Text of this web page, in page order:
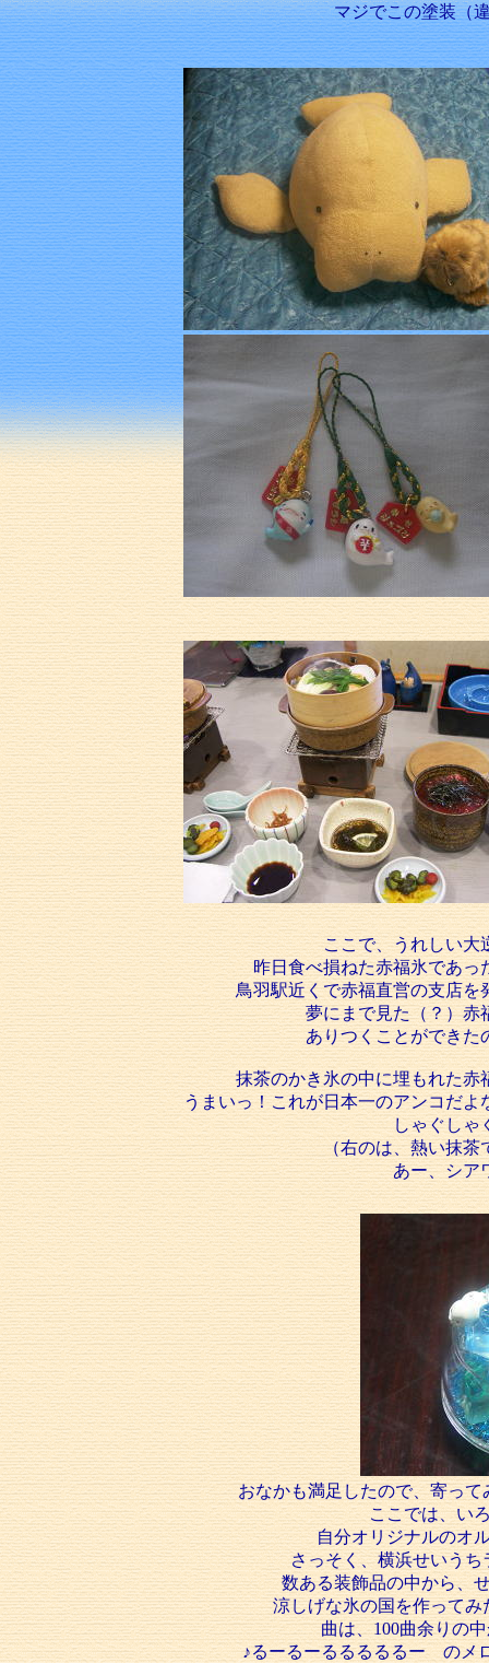
マジでこの塗装（
ここで、うれしい大
昨日食べ損ねた赤福氷であっ
鳥羽駅近くで赤福直営の支店を
夢にまで見た（？）赤
ありつくことができた
抹茶のかき氷の中に埋もれた赤
うまいっ！これが日本一のアンコだよ
しゃぐしゃ
（右のは、熱い抹茶
あー、シア
おなかも満足したので、寄っ
ここでは、い
自分オリジナルのオ
さっそく、横浜せいう
数ある装飾品の中から、
涼しげな氷の国を作って
曲は、100曲余りの
♪るーるーるるるるるー のメ